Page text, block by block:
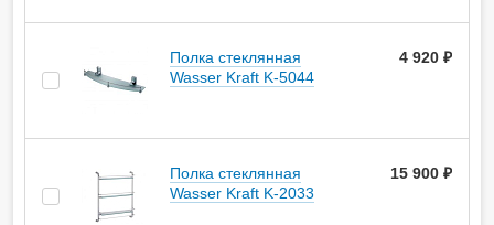
Полка стеклянная
Wasser Kraft K-5044
4 920
Полка стеклянная
Wasser Kraft K-2033
15 900